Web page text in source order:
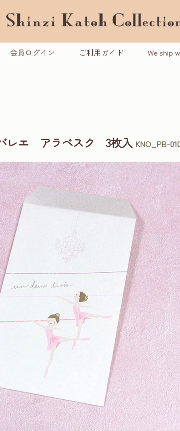
会員ログイン ご利用ガイド We ship
レエ アラベスク 3枚入 KNO_PB-